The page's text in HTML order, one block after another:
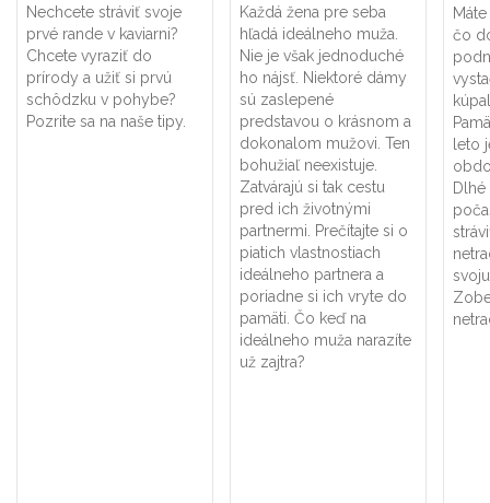
Nechcete stráviť svoje
prvé rande v kaviarni?
Chcete vyraziť do
prírody a užiť si prvú
schôdzku v pohybe?
Pozrite sa na naše tipy.
Každá žena pre seba
hľadá ideálneho muža.
Nie je však jednoduché
ho nájsť. Niektoré dámy
sú zaslepené
predstavou o krásnom a
dokonalom mužovi. Ten
bohužiaľ neexistuje.
Zatvárajú si tak cestu
pred ich životnými
partnermi. Prečítajte si o
piatich vlastnostiach
ideálneho partnera a
poriadne si ich vryte do
pamäti. Čo keď na
ideálneho muža narazíte
už zajtra?
čo
leto
Dlhé